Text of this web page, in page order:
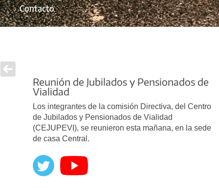
Contacto
Reunión de Jubilados y Pensionados de
Vialidad
Los integrantes de la comisión Directiva, del Centro
de Jubilados y Pensionados de Vialidad
(CEJUPEVI), se reunieron esta mañana, en la sede
de casa Central.